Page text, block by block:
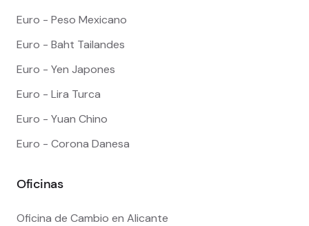
Euro - Peso Mexicano
Euro - Baht Tailandes
Euro - Yen Japones
Euro - Lira Turca
Euro - Yuan Chino
Euro - Corona Danesa
Oficinas
Oficina de Cambio en Alicante